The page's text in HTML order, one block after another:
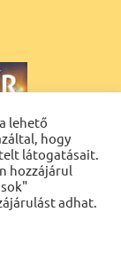
lehető
hogy
látogatásait.
hozzájárul
adhat.